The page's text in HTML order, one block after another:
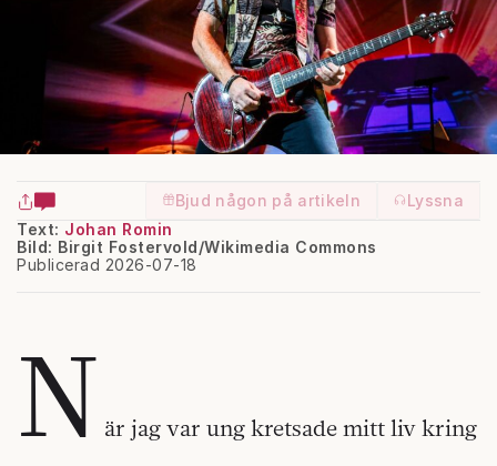
Bjud någon på artikeln
Lyssna
Text: Johan Romin
Publicerad 2026-07-18
Bild: Birgit Fostervold/Wikimedia Commons
N är jag var ung kretsade mitt liv kring